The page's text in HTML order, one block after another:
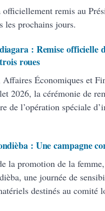
remis au
les prochains jours.
: Remise officielle
roues
Économiques et
2026, la cérémonie de
de l’opération spéciale
: Une campagne
la promotion de la
une journée de
destinés au comité